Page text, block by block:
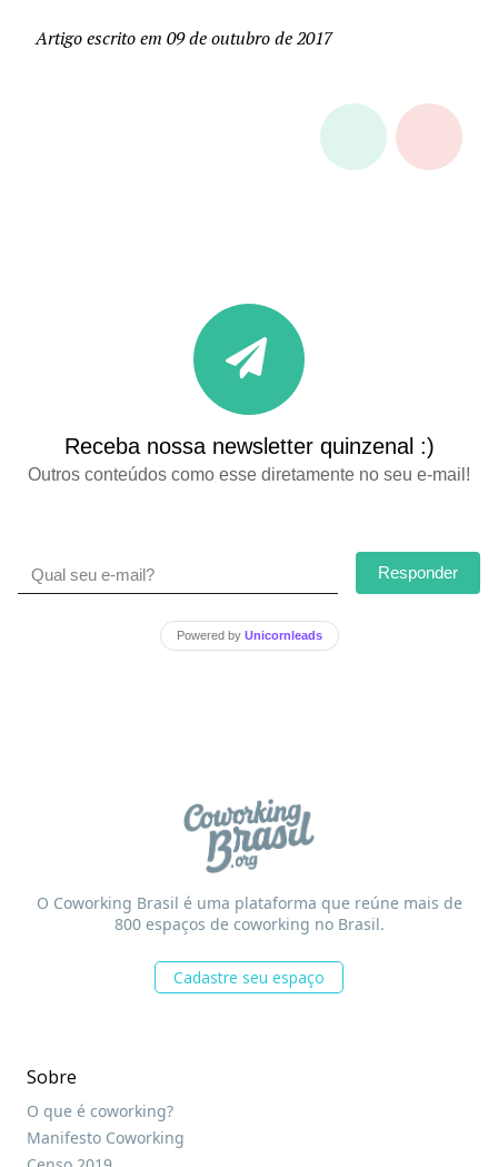
Artigo escrito em 09 de outubro de 2017
Receba nossa newsletter quinzenal :)
Outros conteúdos como esse diretamente no seu e-mail!
Responder
Powered by Unicornleads
O Coworking Brasil é uma plataforma que reúne mais de
800 espaços de coworking no Brasil.
Cadastre seu espaço
Sobre
O que é coworking?
Manifesto Coworking